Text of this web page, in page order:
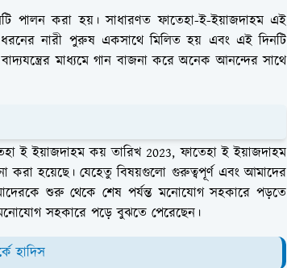
পালন করা হয়। সাধারণত ফাতেহা-ই-ইয়াজদাহম এই
নারী পুরুষ একসাথে মিলিত হয় এবং এই দিনটি
মাধ্যমে গান বাজনা করে অনেক আনন্দের সাথে
ই ইয়াজদাহম কয় তারিখ 2023, ফাতেহা ই ইয়াজদাহম
করা হয়েছে। যেহেতু বিষয়গুলো গুরুত্বপূর্ণ এবং আমাদের
শুরু থেকে শেষ পর্যন্ত মনোযোগ সহকারে পড়তে
সহকারে পড়ে বুঝতে পেরেছেন।
হাদিস